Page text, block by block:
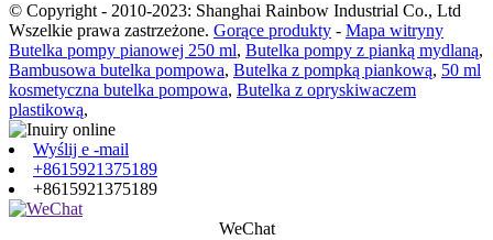
© Copyright - 2010-2023: Shanghai Rainbow Industrial Co., Ltd
Wszelkie prawa zastrzeżone. Gorące produkty - Mapa witryny
Butelka pompy pianowej 250 ml, Butelka pompy z pianką mydlaną,
Bambusowa butelka pompowa, Butelka z pompką piankową, 50 ml
kosmetyczna butelka pompowa, Butelka z opryskiwaczem
plastikową,
Wyślij e -mail
+8615921375189
+8615921375189
WeChat